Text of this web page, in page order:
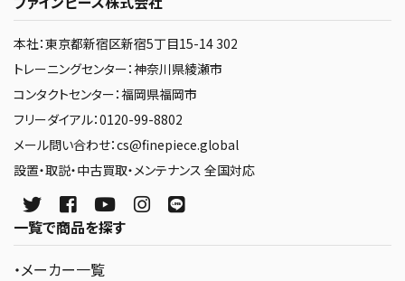
本社：東京都新宿区新宿5丁目15-14 302
トレーニングセンター：神奈川県綾瀬市
コンタクトセンター：福岡県福岡市
フリーダイアル：0120-99-8802
メール問い合わせ：cs@finepiece.global
設置・取説・中古買取・メンテナンス 全国対応
一覧で商品を探す
・メーカー一覧